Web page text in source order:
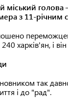
міський
з 11-річним
харків'ян, і він
так
і до "рад".